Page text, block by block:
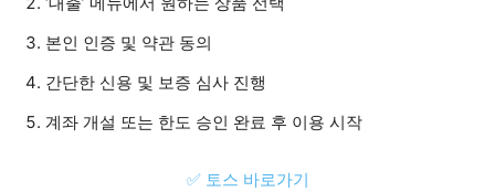
본인 인증 및 약관 동의
간단한 신용 및 보증 심사 진행
계좌 개설 또는 한도 승인 완료 후 이용 시작
✅ 토스 바로가기